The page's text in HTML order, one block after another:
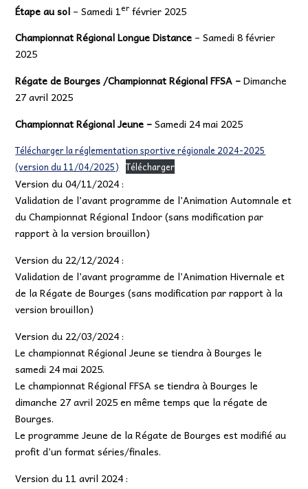
Étape au sol – Samedi 1er février 2025
Championnat Régional Longue Distance – Samedi 8 février
2025
Régate de Bourges /Championnat Régional FFSA –Dimanche
27 avril 2025
Championnat Régional Jeune –Samedi 24 mai 2025
Télécharger la réglementation sportive régionale 2024-2025
(version du 11/04/2025) Télécharger
Version du 04/11/2024 :
Validation de l’avant programme de l’Animation Automnale et
du Championnat Régional Indoor (sans modification par
rapport à la version brouillon)
Version du 22/12/2024 :
Validation de l’avant programme de l’Animation Hivernale et
de la Régate de Bourges (sans modification par rapport à la
version brouillon)
Version du 22/03/2024 :
Le championnat Régional Jeune se tiendra à Bourges le
samedi 24 mai 2025.
Le championnat Régional FFSA se tiendra à Bourges le
dimanche 27 avril 2025 en même temps que la régate de
Bourges.
Le programme Jeune de la Régate de Bourges est modifié au
profit d’un format séries/finales.
Version du 11 avril 2024 :